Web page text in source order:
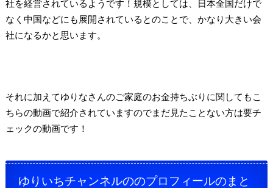
社を経営されているようです！規模としては、日本全国だけで
なく中国などにも展開されているとのことで、かなり大きい会
社になるかと思います。
それに加えてゆりなさんのご家庭のお金持ちぶりに関してもこ
ちらの動画で紹介されていますのでまだ見たことない方は要チ
ェックの動画です！
ゆりいちチャンネルののプロフィールのまと